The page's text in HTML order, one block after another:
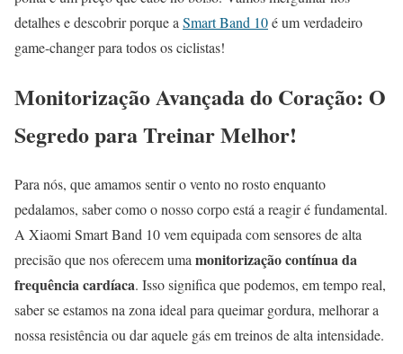
detalhes e descobrir porque a Smart Band 10é um verdadeiro
game-changer para todos os ciclistas!
Monitorização Avançada do Coração: O
Segredo para Treinar Melhor!
Para nós, que amamos sentir o vento no rosto enquanto
pedalamos, saber como o nosso corpo está a reagir é fundamental.
A Xiaomi Smart Band 10 vem equipada com sensores de alta
precisão que nos oferecem uma monitorização contínua da
frequência cardíaca. Isso significa que podemos, em tempo real,
saber se estamos na zona ideal para queimar gordura, melhorar a
nossa resistência ou dar aquele gás em treinos de alta intensidade.